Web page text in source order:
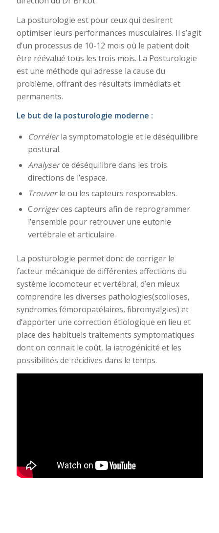
La posturologie est pour ceux qui desirent
optimiser leurs performances musculaires. Il s’agit
d’un processus de 10-12 mois où le patient doit
être réévalué tous les trois mois. La Posturologie
est une méthode qui adresse la cause du
problème, offrant des résultats immédiats et
permanents.
Le but de la posturologie moderne :
Corrélerla symptomatologie et le déséquilibre
postural.
Analyserce déséquilibre dans les trois
directions de l’espace.
Trouverle ou les capteurs responsables.
Corrigerces capteurs afin de reprogrammer
l’ensemble pour retrouver une eutonie
vertébrale et articulaire.
La posturologie permet donc de corriger le
facteur mécanique de différentes affections du
système locomoteur et vertébral, d’en mieux
comprendre les diverses pathologies(scolioses,
syndromes fémoropatélaires, fibromyalgies) et
d’apporter une correction étiologique en lieu et
place des habituels traitements symptomatiques
dont on connait le coût, la iatrogénicité et les
possibilités de récidives dans le temps.